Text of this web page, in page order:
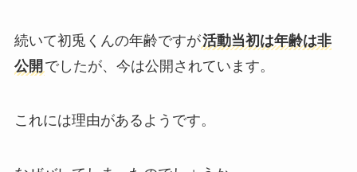
続いて初兎くんの年齢ですが活動当初は年齢は非
公開 でしたが、今は公開されています。
これには理由があるようです。